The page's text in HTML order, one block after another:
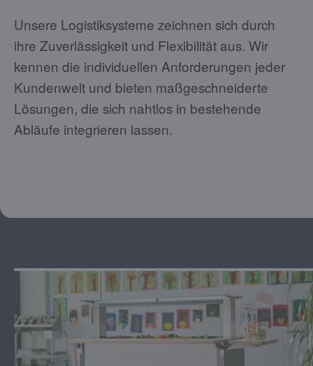
Unsere Logistiksysteme zeichnen sich durch
ihre Zuverlässigkeit und Flexibilität aus. Wir
kennen die individuellen Anforderungen jeder
Kundenwelt und bieten maßgeschneiderte
Lösungen, die sich nahtlos in bestehende
Abläufe integrieren lassen.